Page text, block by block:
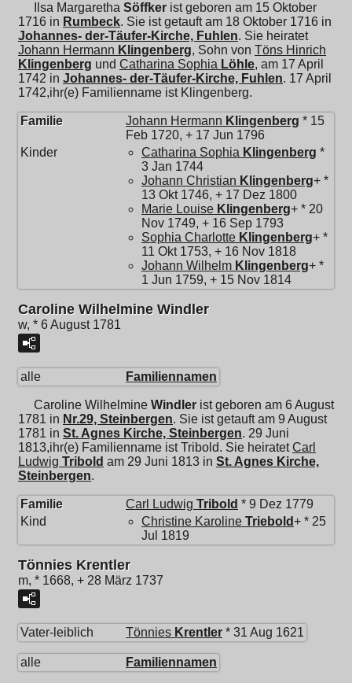
Ilsa Margaretha Söffker ist geboren am 15 Oktober
1716 in Rumbeck. Sie ist getauft am 18 Oktober 1716 in
Johannes- der-Täufer-Kirche, Fuhlen. Sie heiratet
Johann Hermann Klingenberg, Sohn von Töns Hinrich
Klingenberg und Catharina Sophia Löhle, am 17 April
1742 in Johannes- der-Täufer-Kirche, Fuhlen. 17 April
1742,ihr(e) Familienname ist Klingenberg.
Familie Johann Hermann Klingenberg * 15
Feb 1720, + 17 Jun 1796
Kinder
Catharina Sophia Klingenberg *
3 Jan 1744
Johann Christian Klingenberg+ *
13 Okt 1746, + 17 Dez 1800
Marie Louise Klingenberg+ * 20
Nov 1749, + 16 Sep 1793
Sophia Charlotte Klingenberg+ *
11 Okt 1753, + 16 Nov 1818
Johann Wilhelm Klingenberg+ *
1 Jun 1759, + 15 Nov 1814
Caroline Wilhelmine Windler
w, * 6 August 1781
alle Familiennamen
Caroline Wilhelmine Windler ist geboren am 6 August
1781 in Nr.29, Steinbergen. Sie ist getauft am 9 August
1781 in St. Agnes Kirche, Steinbergen. 29 Juni
1813,ihr(e) Familienname ist Tribold. Sie heiratetCarl
Ludwig Tribold am 29 Juni 1813 in St. Agnes Kirche,
Steinbergen.
Familie Carl Ludwig Tribold * 9 Dez 1779
Kind
Christine Karoline Triebold+ * 25
Jul 1819
Tönnies Krentler
m, * 1668, + 28 März 1737
Vater-leiblich Tönnies Krentler * 31 Aug 1621
alle Familiennamen